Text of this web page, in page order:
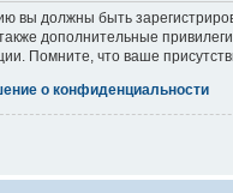
вы должны быть
дополнительные
Помните, что ваше
о конфиденциальности